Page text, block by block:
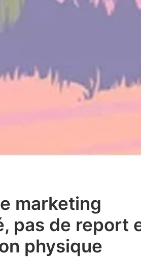
marketing
pas de report
physique